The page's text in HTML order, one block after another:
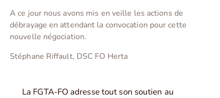
A ce jour nous avons mis en veille les actions de
débrayage en attendant la convocation pour cette
nouvelle négociation.
Stéphane Riffault, DSC FO Herta
La FGTA-FO adresse tout son soutien au